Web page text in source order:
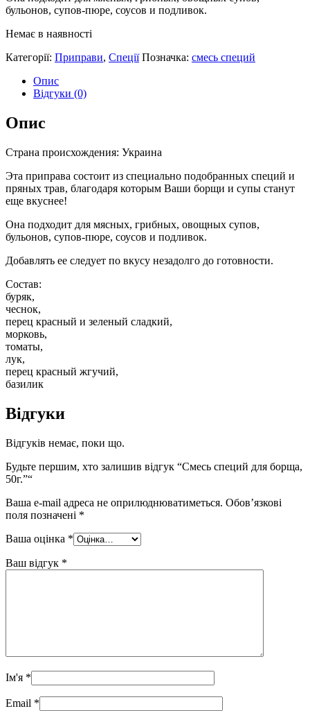
бульонов, супов-пюре, соусов и подливок.
Немає в наявності
Категорії: Приправи, Спеції Позначка: смесь специй
Опис
Відгуки (0)
Опис
Страна происхождения: Украина
Эта приправа состоит из специально подобранных специй и
пряных трав, благодаря которым Ваши борщи и супы станут
еще вкуснее!
Она подходит для мясных, грибных, овощных супов,
бульонов, супов-пюре, соусов и подливок.
Добавлять ее следует по вкусу незадолго до готовности.
Состав:
буряк,
чеснок,
перец красный и зеленый сладкий,
морковь,
томаты,
лук,
перец красный жгучий,
базилик
Відгуки
Відгуків немає, поки що.
Будьте першим, хто залишив відгук “Смесь специй для борща,
50г.”“
Ваша e-mail адреса не оприлюднюватиметься. Обов’язкові
поля позначені *
Ваша оцінка *
Ваш відгук *
Ім'я *
Email *